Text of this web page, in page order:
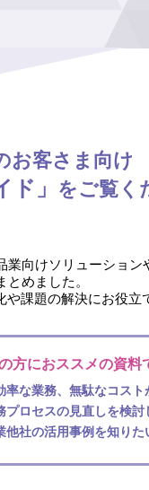
お客さま向け
」 をご覧く
業向けソリューショ
とめました。
課題の解決にお役立
方におススメの資料
率な業務、無駄なコスト
プロセスの見直しを検討
他社の活用事例を知りた